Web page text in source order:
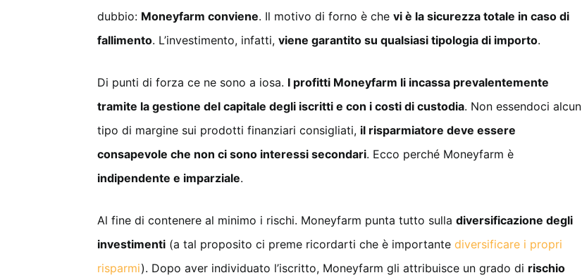
dubbio: Moneyfarm conviene. Il motivo di forno è che vi è la sicurezza totale in caso di
fallimento. L’investimento, infatti, viene garantito su qualsiasi tipologia di importo.
Di punti di forza ce ne sono a iosa. I profitti Moneyfarm li incassa prevalentemente
tramite la gestione del capitale degli iscritti e con i costi di custodia. Non essendoci alcun
tipo di margine sui prodotti finanziari consigliati, il risparmiatore deve essere
consapevole che non ci sono interessi secondari. Ecco perché Moneyfarm è
indipendente e imparziale.
Al fine di contenere al minimo i rischi. Moneyfarm punta tutto sulla diversificazione degli
investimenti (a tal proposito ci preme ricordarti che è importante diversificare i propri
risparmi). Dopo aver individuato l’iscritto, Moneyfarm gli attribuisce un grado di rischio